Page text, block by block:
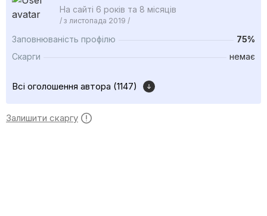
На сайті 6 років та 8 місяців
/ з листопада 2019 /
Заповнюваність профілю
75%
Скарги
немає
Всі оголошення автора (1147)
Залишити скаргу